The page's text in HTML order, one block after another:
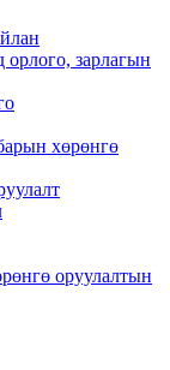
орлого, зарлагын
хөрөнгө
оруулалтын